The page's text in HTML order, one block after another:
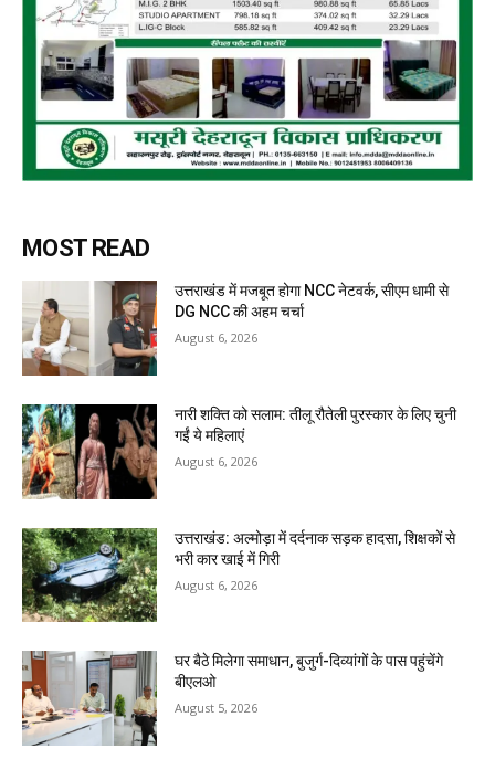
MOST READ
उत्तराखंड में मजबूत होगा NCC नेटवर्क, सीएम धामी से
DG NCC की अहम चर्चा
August 6, 2026
नारी शक्ति को सलाम: तीलू रौतेली पुरस्कार के लिए चुनी
गईं ये महिलाएं
August 6, 2026
उत्तराखंड: अल्मोड़ा में दर्दनाक सड़क हादसा, शिक्षकों से
भरी कार खाई में गिरी
August 6, 2026
घर बैठे मिलेगा समाधान, बुजुर्ग-दिव्यांगों के पास पहुंचेंगे
बीएलओ
August 5, 2026